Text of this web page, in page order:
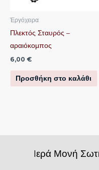
Ἐργόχειρα
Πλεκτός Σταυρός –
αραιόκομπος
6,00 €
Προσθήκη στο καλάθι
Iερά Μονή